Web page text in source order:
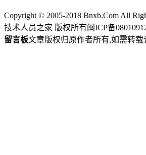
Copyright © 2005-2018 Bnxb.Com All
技术人员之家 版权所有闽ICP备
留言板文章版权归原作者所有,如需转载